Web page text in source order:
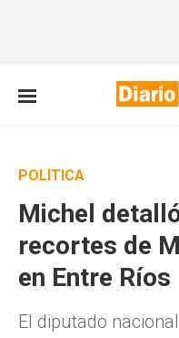
POLÍTICA
Michel
recortes de
en Entre Ríos
El diputado